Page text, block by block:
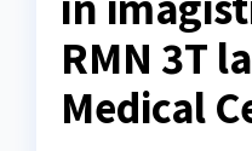
RMN 3T
Medical